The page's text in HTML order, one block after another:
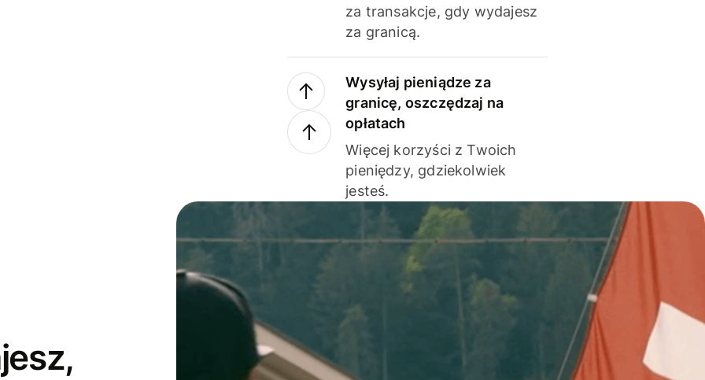
za transakcje, gdy wydajesz
za granicą.
Wysyłaj pieniądze za
granicę, oszczędzaj na
opłatach
Więcej korzyści z Twoich
pieniędzy, gdziekolwiek
jesteś.